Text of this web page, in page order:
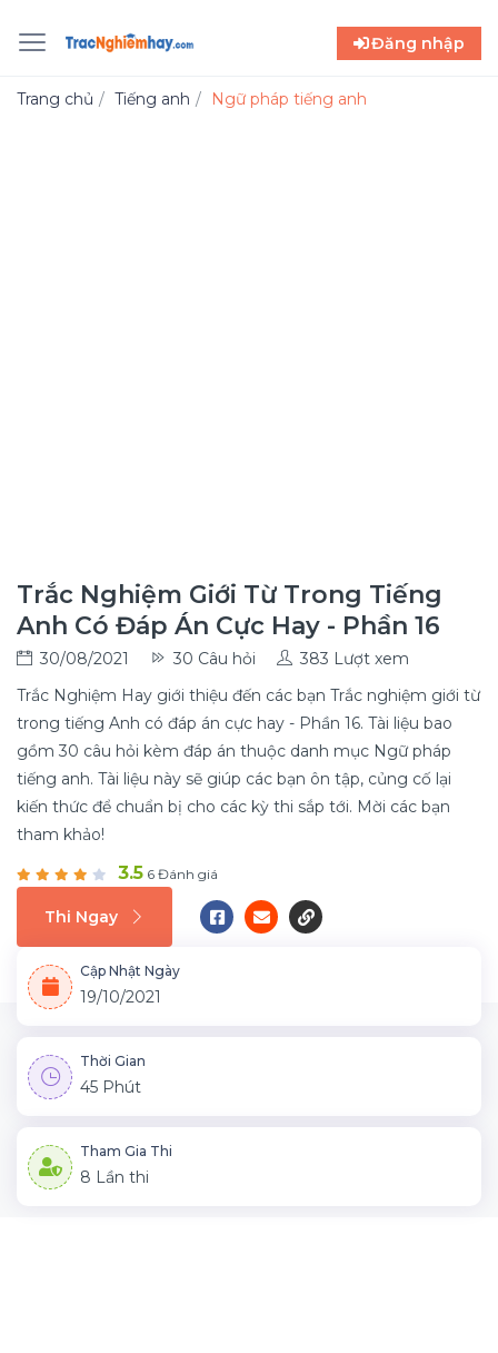
Đăng nhập
Trang chủ Tiếng anh Ngữ pháp tiếng anh
Trắc Nghiệm Giới Từ Trong Tiếng
Anh Có Đáp Án Cực Hay - Phần 16
30/08/2021 30 Câu hỏi
383 Lượt xem
Trắc Nghiệm Hay giới thiệu đến các bạn Trắc nghiệm giới từ
trong tiếng Anh có đáp án cực hay - Phần 16. Tài liệu bao
gồm 30 câu hỏi kèm đáp án thuộc danh mục Ngữ pháp
tiếng anh. Tài liệu này sẽ giúp các bạn ôn tập, củng cố lại
kiến thức để chuẩn bị cho các kỳ thi sắp tới. Mời các bạn
tham khảo!
3.5 6 Đánh giá
Thi Ngay
Cập Nhật Ngày
19/10/2021
Thời Gian
45 Phút
Tham Gia Thi
8 Lần thi